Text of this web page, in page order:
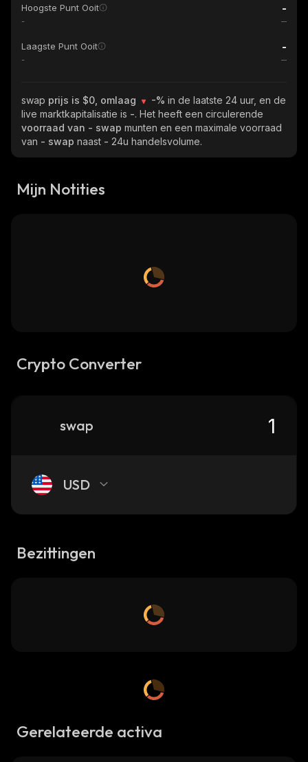
Hoogste Punt Ooit -
-
Laagste Punt Ooit -
-
swap prijs is $0, omlaag -% in de laatste 24 uur, en de
live marktkapitalisatie is -. Het heeft een circulerende
voorraad van - swap munten en een maximale voorraad
van - swap naast - 24u handelsvolume.
Mijn Notities
Crypto Converter
swap
USD
Bezittingen
Gerelateerde activa